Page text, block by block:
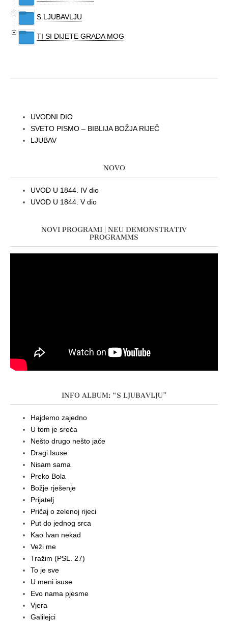
S LJUBAVLJU
TI SI DIJETE GRADA MOG
UVODNI DIO
SVETO PISMO – BIBLIJA BOŽJA RIJEČ
LJUBAV
NOVO
UVOD U 1844. IV dio
UVOD U 1844. V dio
NOVI PROGRAMI | NEU DEMONSTRATIV
PROGRAMMS
INFO ALBUM: “S LJUBAVLJU”
Hajdemo zajedno
U tom je sreća
Nešto drugo nešto jače
Dragi Isuse
Nisam sama
Preko Bola
Božje rješenje
Prijatelj
Pričaj o zelenoj rijeci
Put do jednog srca
Kao Ivan nekad
Veži me
Tražim (PSL. 27)
To je sve
U meni isuse
Evo nama pjesme
Vjera
Galilejci